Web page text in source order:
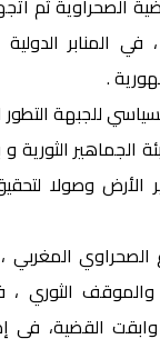
الصحراوية ثم
في المنابر
.
للجبهة التطور
الجماهير الثورية و
الأرض وصولا
الصحراوي المغربي
والموقف
وابقت القضية، في